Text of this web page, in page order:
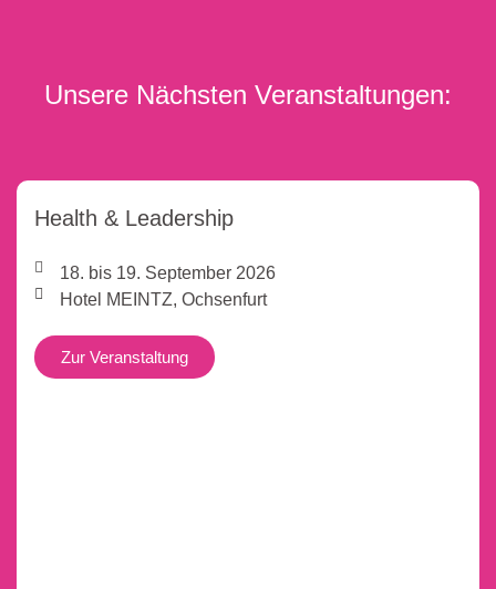
Unsere Nächsten Veranstaltungen:
Health & Leadership
18. bis 19. September 2026
Hotel MEINTZ, Ochsenfurt
Zur Veranstaltung